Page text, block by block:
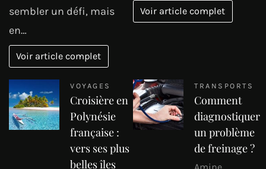
sembler un défi, mais
en…
Voir article complet
Voir article complet
VOYAGES
Croisière en
Polynésie
française :
vers ses plus
belles îles
TRANSPORTS
Comment
diagnostiquer
un problème
de freinage ?